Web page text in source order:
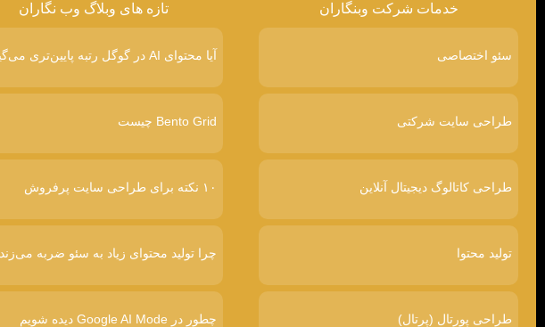
خدمات شرکت وبنگاران
سئو اختصاصی
طراحی سایت شرکتی
طراحی کاتالوگ دیجیتال آنلاین
تولید محتوا
طراحی پورتال (پرتال)
تازه های وبلاگ وب نگاران
آیا محتوای AI در گوگل رتبه پایین‌تری می‌گیرد
Bento Grid چیست
۱۰ نکته برای طراحی سایت پرفروش
چرا تولید محتوای زیاد به سئو ضربه می‌زند
چطور در Google AI Mode دیده شویم